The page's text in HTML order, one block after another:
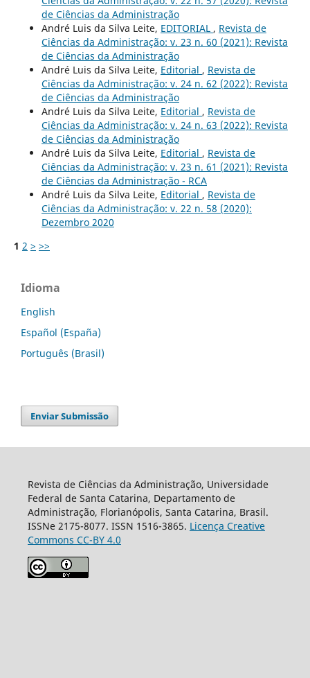
de Ciências da Administração
André Luis da Silva Leite, EDITORIAL , Revista de
Ciências da Administração: v. 23 n. 60 (2021): Revista
de Ciências da Administração
André Luis da Silva Leite, Editorial , Revista de
Ciências da Administração: v. 24 n. 62 (2022): Revista
de Ciências da Administração
André Luis da Silva Leite, Editorial , Revista de
Ciências da Administração: v. 24 n. 63 (2022): Revista
de Ciências da Administração
André Luis da Silva Leite, Editorial , Revista de
Ciências da Administração: v. 23 n. 61 (2021): Revista
de Ciências da Administração - RCA
André Luis da Silva Leite, Editorial , Revista de
Ciências da Administração: v. 22 n. 58 (2020):
Dezembro 2020
1 2 > >>
Idioma
English
Español (España)
Português (Brasil)
Enviar Submissão
Revista de Ciências da Administração, Universidade
Federal de Santa Catarina, Departamento de
Administração, Florianópolis, Santa Catarina, Brasil.
ISSNe 2175-8077. ISSN 1516-3865. Licença Creative
Commons CC-BY 4.0